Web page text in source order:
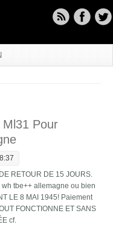
Ml31 Pour
RETOUR DE 15 JOURS.
tbe++ allemagne ou bien
LE 8 MAI 1945! Paiement
FONCTIONNE ET SANS
cf.